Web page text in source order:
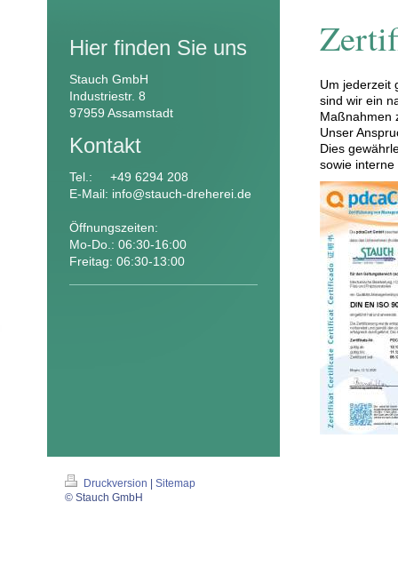
Um jederzeit
sind wir ein
Maßnahmen
Unser
Dies
sowie
Hier finden Sie uns
Stauch GmbH
Industriestr. 8
97959 Assamstadt
Kontakt
Tel.: +49 6294 208
E-Mail: info@stauch-dreherei.de
Öffnungszeiten:
Mo-Do.: 06:30-16:00
Freitag: 06:30-13:00
Druckversion
Sitemap
© Stauch GmbH